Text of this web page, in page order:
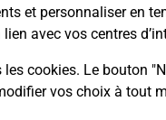
et personnaliser en
avec vos centres
cookies. Le bouton
vos choix à tout